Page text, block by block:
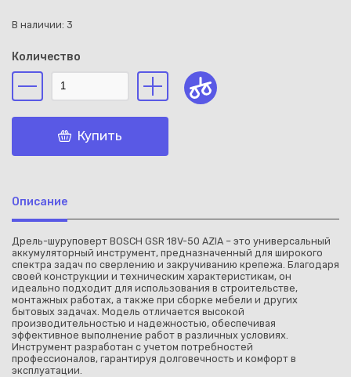
В наличии: 3
Количество
Купить
Описание
Дрель-шуруповерт BOSCH GSR 18V-50 AZIA – это универсальный
аккумуляторный инструмент, предназначенный для широкого
спектра задач по сверлению и закручиванию крепежа. Благодаря
своей конструкции и техническим характеристикам, он
идеально подходит для использования в строительстве,
монтажных работах, а также при сборке мебели и других
бытовых задачах. Модель отличается высокой
производительностью и надежностью, обеспечивая
эффективное выполнение работ в различных условиях.
Инструмент разработан с учетом потребностей
профессионалов, гарантируя долговечность и комфорт в
эксплуатации.